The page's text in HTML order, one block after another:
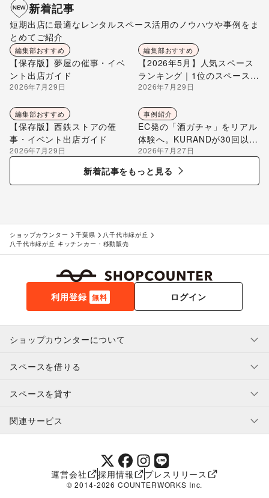
新着記事
短期出店に最適なレンタルスペース活用のノウハウや事例をま
とめてご紹介
編集部おすすめ
【保存版】夢屋の催事・イベ
ント出店ガイド
2026年7月29日
編集部おすすめ
【2026年5月】人気スペース
ランキング｜1位のスペースを
編集部が解説
2026年7月29日
編集部おすすめ
【保存版】西鉄ストアの催
事・イベント出店ガイド
2026年7月29日
事例紹介
EC発の「酒ガチャ」をリアル
体験へ。KURANDが30回以上
のポップアップ出店で届け
る“新しいお酒との出会い”
2026年7月27日
新着記事をもっと見る
ショップカウンター 千葉県
八千代市緑が丘
八千代市緑が丘 キッチンカー・移動販売
利用登録 無料 ログイン
ショップカウンターについて
利用規約・ガイドライン
特定商取引法に基づく表示
補償プログラム
スペースを借りる
スペースを借りたい人へ
ユーザー利用規約
提携パートナー
スペースを貸す
スペースを貸したい方へ
オーナー利用規約
関連サービス
SHOPCOUNTER MAGAZINE
ショップカウンターエンタープライズ
ショップカウンター常設
運営会社 採用情報 プレスリリース
© 2014-2026 COUNTERWORKS Inc.